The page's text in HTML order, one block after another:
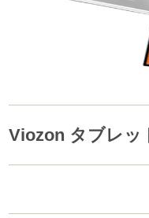
Viozon タブレ